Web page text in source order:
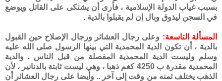
بسبب غياب الدولة الإسلامية ، فأرى أن يشتكى على القاتل ويوضع
في السجن ليذوق وبال إن لم يقبلوا بالدية .
المسألة التاسعة: وعلى رجال العشائر ورجال الإصلاح حين القبول
بالدية ، أن تكون الدية المحمدية التي بينها الرسول صلى الله عليه
وسلم وليست الدية المحمدية المفصلة من قبل الناس . والدية
المحمدية مقدرة ب 4250 كغم ذهبا ، وهي ليست ثابتة بالدنانير ، لأن
الذهب يختلف ثمنه من وقت إلى آخر .. وأيضا على رجال العشائر أن